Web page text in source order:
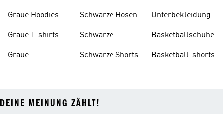
Graue Hoodies
Graue T-shirts
Graue
Schwarze Hosen
Schwarze
Schwarze Shorts
Unterbekleidung
Basketballschuhe
Basketball-shorts
DEINE MEINUNG ZÄHLT!